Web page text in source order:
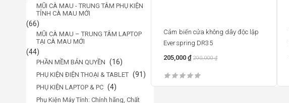
MŨI CÀ MAU - TRUNG TÂM PHỤ KIỆN
TỈNH CÀ MAU MỚI
(66)
MŨI CÀ MAU – TRUNG TÂM LAPTOP
TẠI CÀ MAU MỚI
(44)
PHẦN MỀM BẢN QUYỀN (16)
PHỤ KIỆN ĐIỆN THOẠI & TABLET (91)
PHỤ KIỆN LAPTOP & PC (4)
Phụ Kiện Máy Tính: Chính hãng, Chất
Cảm biến cửa không dây độc lập
Everspring DR35
205,000₫ 290,000₫